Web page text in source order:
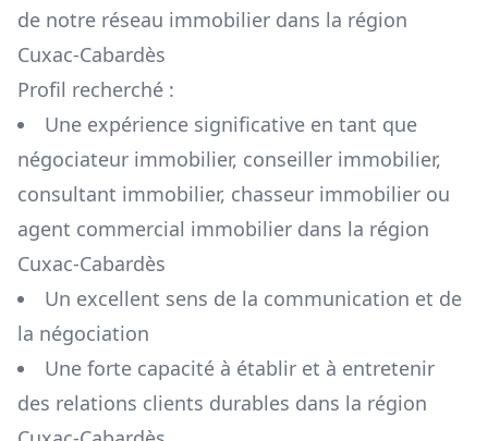
de notre réseau immobilier dans la région
Cuxac-Cabardès
Profil recherché :
Une expérience significative en tant que
négociateur immobilier, conseiller immobilier,
consultant immobilier, chasseur immobilier ou
agent commercial immobilier dans la région
Cuxac-Cabardès
Un excellent sens de la communication et de
la négociation
Une forte capacité à établir et à entretenir
des relations clients durables dans la région